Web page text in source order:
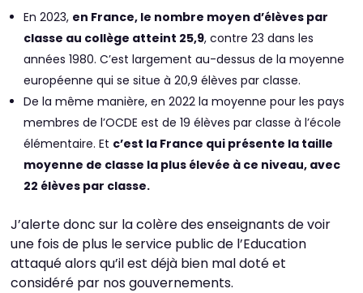
En 2023, en France, le nombre moyen d’élèves par
classe au collège atteint 25,9, contre 23 dans les
années 1980. C’est largement au-dessus de la moyenne
européenne qui se situe à 20,9 élèves par classe.
De la même manière, en 2022 la moyenne pour les pays
membres de l’OCDE est de 19 élèves par classe à l’école
élémentaire. Et c’est la France qui présente la taille
moyenne de classe la plus élevée à ce niveau, avec
22 élèves par classe.
J’alerte donc sur la colère des enseignants de voir
une fois de plus le service public de l’Education
attaqué alors qu’il est déjà bien mal doté et
considéré par nos gouvernements.